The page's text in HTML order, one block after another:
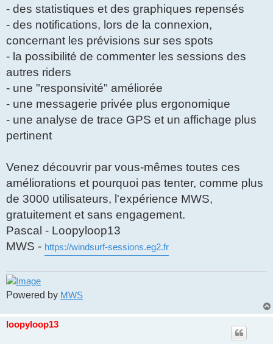
- des statistiques et des graphiques repensés
- des notifications, lors de la connexion,
concernant les prévisions sur ses spots
- la possibilité de commenter les sessions des
autres riders
- une "responsivité" améliorée
- une messagerie privée plus ergonomique
- une analyse de trace GPS et un affichage plus
pertinent
Venez découvrir par vous-mêmes toutes ces
améliorations et pourquoi pas tenter, comme plus
de 3000 utilisateurs, l'expérience MWS,
gratuitement et sans engagement.
Pascal - Loopyloop13
MWS - https://windsurf-sessions.eg2.fr
Powered by MWS
loopyloop13